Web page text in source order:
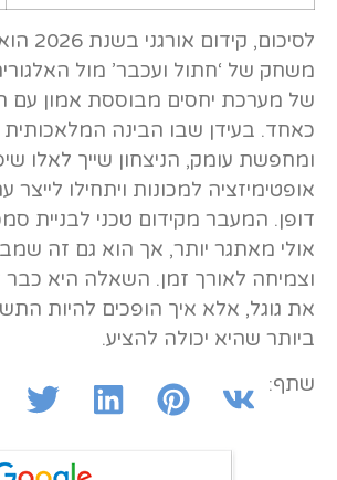
משחק של ‘חתול ועכבר’ מול
של מערכת יחסים מבוססת אמון עם
כאחד. בעידן שבו הבינה
ומחפשת עומק, הניצחון שייך לאלו
אופטימיזציה למכונות ויתחילו לייצר
דופן. המעבר מקידום טכני לבניית
אולי מאתגר יותר, אך הוא גם זה
וצמיחה לאורך זמן. השאלה היא כבר
את גוגל, אלא איך הופכים להיות
ביותר שהיא יכולה להציע.
שתף: